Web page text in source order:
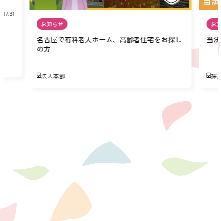
お知らせ
名古屋で有料老人ホーム、高齢者住宅をお探し
の方
法人本部
お
当
採